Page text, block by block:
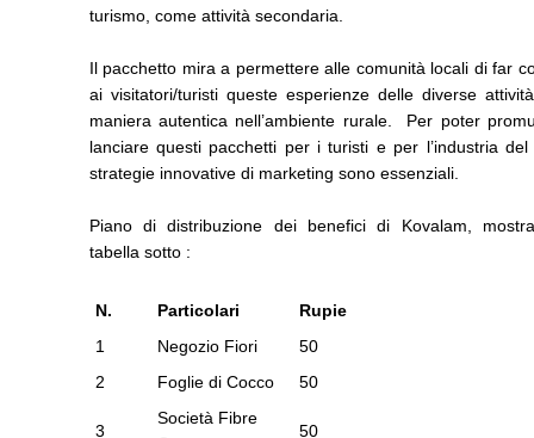
turismo, come attività secondaria.
Il pacchetto mira a permettere alle comunità locali di far
ai visitatori/turisti queste esperienze delle diverse
maniera autentica nell’ambiente rurale. Per poter
lanciare questi pacchetti per i turisti e per l’industria del
strategie innovative di marketing sono essenziali.
Piano di distribuzione dei benefici di Kovalam,
tabella sotto :
N. Particolari
Rupie
1
Negozio Fiori
50
2
Foglie di Cocco 50
3
Società Fibre
50